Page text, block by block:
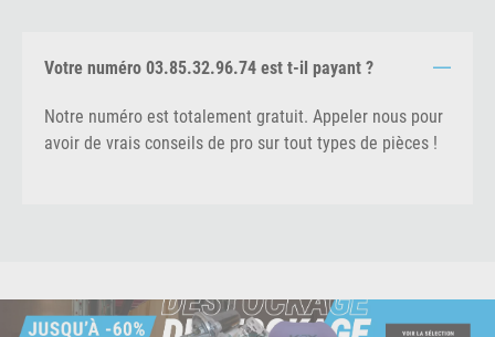
Votre numéro 03.85.32.96.74 est t-il payant ?
Notre numéro est totalement gratuit. Appeler nous pour
avoir de vrais conseils de pro sur tout types de pièces !